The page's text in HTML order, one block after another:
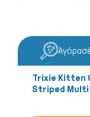
Trixie Kitten
Striped Multi